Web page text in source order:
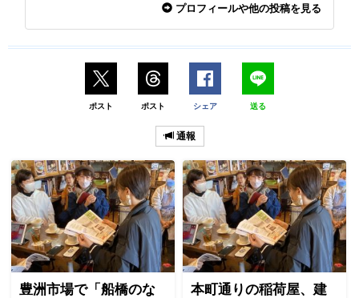
プロフィールや他の投稿を見る
ポスト ポスト シェア 送る
通報
豊洲市場で「船橋のな 本町通りの稲荷屋、建